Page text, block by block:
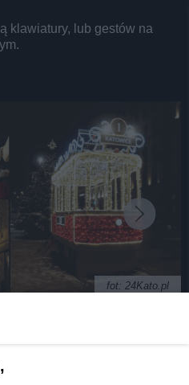
klawiatury, lub gestów na
fot: 24Kato.pl
lampek